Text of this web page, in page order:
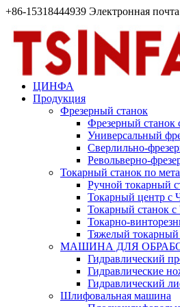
+86-15318444939 Электронная
ЦИНФА
Продукция
Фрезерный станок
Фрезерный
Универсальный
Сверлильно-
Револьверно-
Токарный станок по
Ручной токарный
Токарный центр с
Токарный станок
Токарно-
Тяжелый токарный
МАШИНА ДЛЯ
Гидравлический
Гидравлические
Гидравлический
Шлифовальная машина